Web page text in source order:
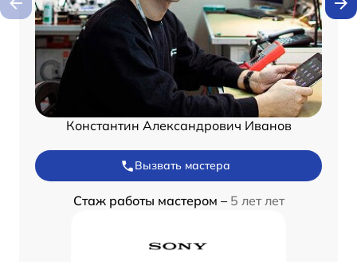
Константин Александрович Иванов
Вызвать мастера
Стаж работы мастером – 5 лет лет